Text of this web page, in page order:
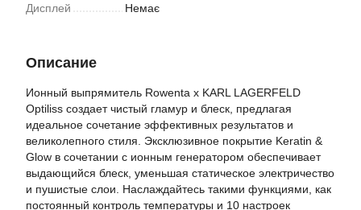
Дисплей Немає
Описание
Ионный выпрямитель Rowenta x KARL LAGERFELD
Optiliss создает чистый гламур и блеск, предлагая
идеальное сочетание эффективных результатов и
великолепного стиля. Эксклюзивное покрытие Keratin &
Glow в сочетании с ионным генератором обеспечивает
выдающийся блеск, уменьшая статическое электричество
и пушистые слои. Наслаждайтесь такими функциями, как
постоянный контроль температуры и 10 настроек